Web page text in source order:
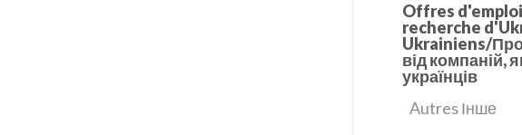
Offres
recherche
Ukrainiens/
від компаній,
українців
Autres Інше